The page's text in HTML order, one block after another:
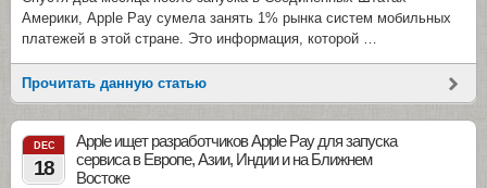
Америки, Apple Pay сумела занять 1% рынка систем мобильных
платежей в этой стране. Это информация, которой …
Прочитать данную статью
DEC
18
Apple ищет разработчиков Apple Pay для запуска
сервиса в Европе, Азии, Индии и на Ближнем
Востоке